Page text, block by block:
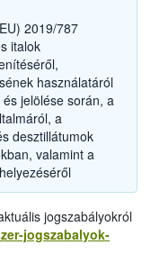
2019/787
italok
használatáról
jelölése során, a
a
desztillátumok
valamint a
jogszabályokról
jogszabalyok-